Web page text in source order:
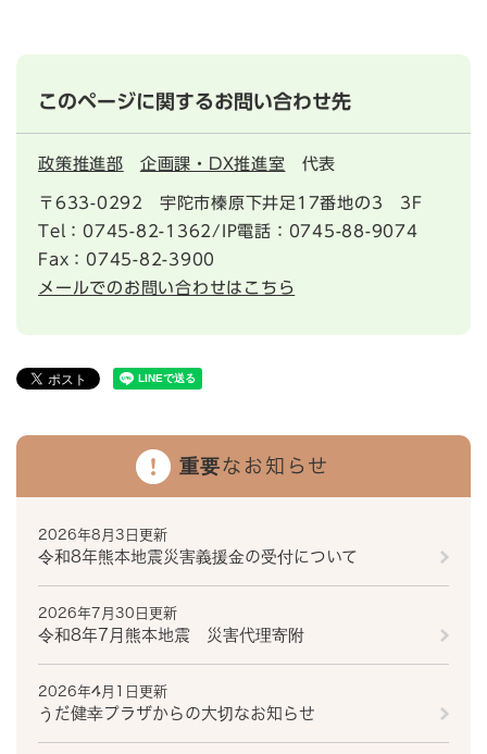
このページに関するお問い合わせ先
政策推進部 企画課・DX推進室 代表
〒633-0292
宇陀市榛原下井足17番地の3 3F
Tel：0745-82-1362/IP電話：0745-88-9074
Fax：0745-82-3900
メールでのお問い合わせはこちら
重要なお知らせ
2026年8月3日更新
令和8年熊本地震災害義援金の受付について
2026年7月30日更新
令和8年7月熊本地震 災害代理寄附
2026年4月1日更新
うだ健幸プラザからの大切なお知らせ